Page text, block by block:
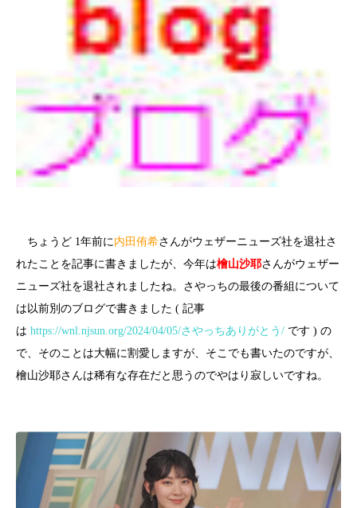
ちょうど 1年前に内田侑希さんがウェザーニューズ社を退社さ
れたことを記事に書きましたが、今年は檜山沙耶さんがウェザー
ニューズ社を退社されましたね。さやっちの最後の番組について
は以前別のブログで書きました ( 記事
は https://wnl.njsun.org/2024/04/05/さやっちありがとう/ です ) の
で、そのことは大幅に割愛しますが、そこでも書いたのですが、
檜山沙耶さんは稀有な存在だと思うのでやはり寂しいですね。